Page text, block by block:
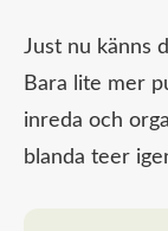
Just nu känns
Bara lite mer
inreda och
blanda teer